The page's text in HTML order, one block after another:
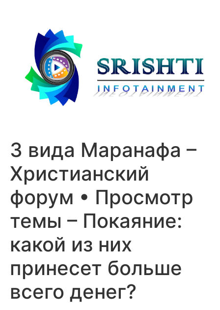
3 вида Маранафа –
Христианский
форум • Просмотр
темы – Покаяние:
какой из них
принесет больше
всего денег?